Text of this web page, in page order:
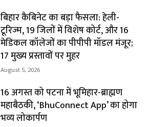
बिहार कैबिनेट का बड़ा फैसला: हेली-
टूरिज्म, 19 जिलों में विशेष कोर्ट, और 16
मेडिकल कॉलेजों का पीपीपी मॉडल मंजूर;
17 मुख्य प्रस्तावों पर मुहर
August 5, 2026
16 अगस्त को पटना में भूमिहार-ब्राह्मण
महाबैठकी, ‘BhuConnect App’ का होगा
भव्य लोकार्पण